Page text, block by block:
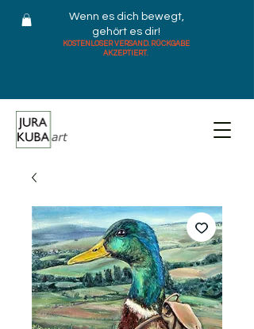
Wenn es dich bewegt,
gehört es dir!
KOSTENLOSER VERSAND. RÜCKGABE
AKZEPTIERT.